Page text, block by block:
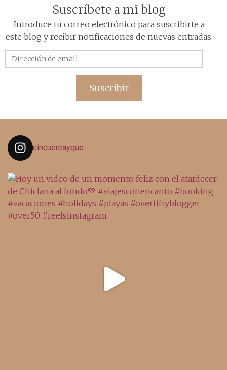
Suscríbete a mi blog
Introduce tu correo electrónico para suscribirte a
este blog y recibir notificaciones de nuevas entradas.
de
Suscribir
cincuentayque